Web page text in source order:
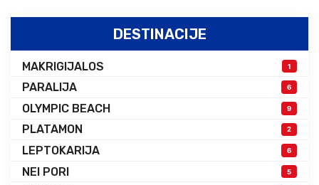
DESTINACIJE
MAKRIGIJALOS 1
PARALIJA 6
OLYMPIC BEACH 9
PLATAMON 2
LEPTOKARIJA 6
NEI PORI 5